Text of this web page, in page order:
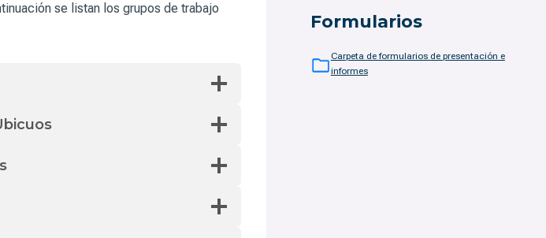
se listan los grupos de trabajo
Formularios
Carpeta de formularios de presentación e
informes